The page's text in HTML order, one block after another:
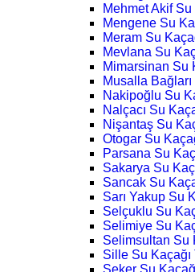
Mehmet Akif Su
Mengene Su
Meram Su
Mevlana Su
Mimarsinan Su
Musalla
Nakipoğlu Su
Nalçacı Su
Nişantaş Su
Otogar Su
Parsana Su
Sakarya Su
Sancak Su
Sarı Yakup Su
Selçuklu Su
Selimiye Su
Selimsultan Su
Sille Su Kaçağı